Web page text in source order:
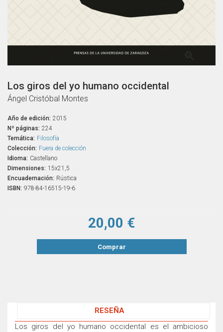

Los giros del yo humano occidental
Ángel Cristóbal Montes
Año de edición: 2015
Nº páginas: 224
Temática: Filosofía
Colección: Fuera de colección
Idioma: Castellano
Dimensiones: 15x21,5
Encuadernación: Rústica
ISBN: 978-84-16515-19-6
20,00 €
Comprar
RESEÑA
Los giros del yo humano occidental es el ambicioso